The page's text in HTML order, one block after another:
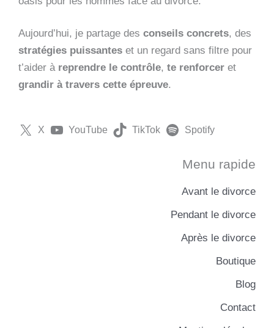
Aujourd’hui, je partage des conseils concrets, des
stratégies puissantes et un regard sans filtre pour
t’aider à reprendre le contrôle, te renforcer et
grandir à travers cette épreuve.
X YouTube TikTok Spotify
Menu rapide
Avant le divorce
Pendant le divorce
Après le divorce
Boutique
Blog
Contact